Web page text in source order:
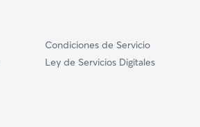
Condiciones de Servicio
Ley de Servicios Digitales